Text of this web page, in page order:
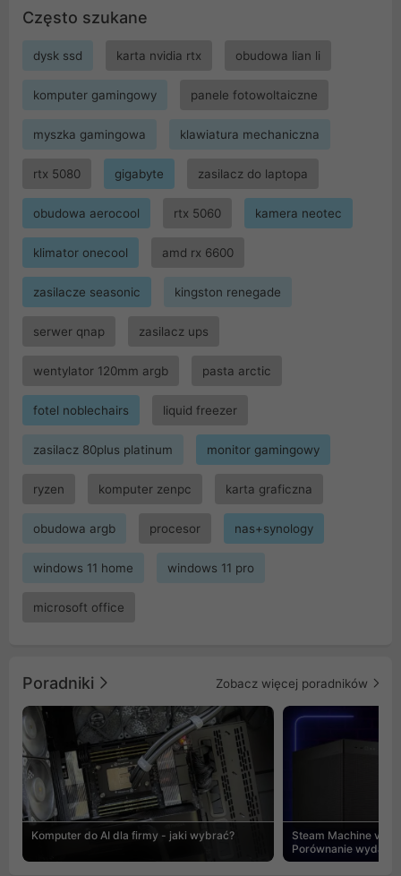
Często szukane
dysk ssd karta nvidia rtx obudowa lian li
komputer gamingowy panele fotowoltaiczne
myszka gamingowa klawiatura mechaniczna
rtx 5080 gigabyte zasilacz do laptopa
obudowa aerocool rtx 5060 kamera neotec
klimator onecool amd rx 6600
zasilacze seasonic kingston renegade
serwer qnap zasilacz ups
wentylator 120mm argb pasta arctic
fotel noblechairs liquid freezer
zasilacz 80plus platinum monitor gamingowy
ryzen komputer zenpc karta graficzna
obudowa argb procesor nas+synology
windows 11 home windows 11 pro
microsoft office
Poradniki Zobacz więcej poradników
Komputer do AI dla firmy - jaki wybrać?
Steam Machine vs
Porównanie